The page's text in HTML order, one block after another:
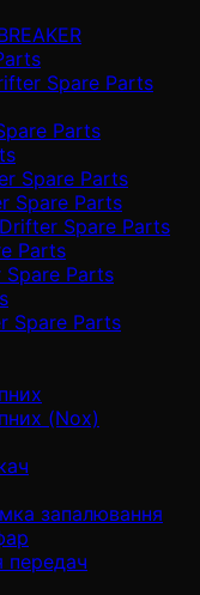
Spare Parts
Parts
Spare Parts
Spare Parts
Spare Parts
Parts
Parts
Spare Parts
(Nox)
запалювання
передач